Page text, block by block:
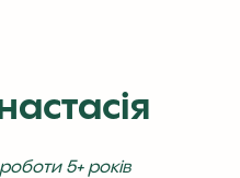
5+ років